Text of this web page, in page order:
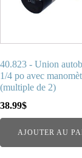
40.823 - Union
1/4 po avec
(multiple de 2)
38.99$
AJOUTER AU